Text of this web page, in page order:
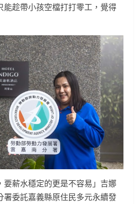
能趁帶小孩空檔打打零工，覺得
要薪水穩定的更是不容易」吉娜
署委託嘉義縣原住民多元永續發